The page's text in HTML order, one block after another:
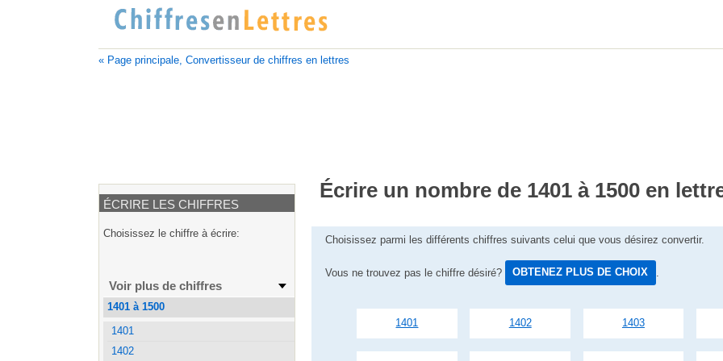
« Page principale, Convertisseur de chiffres en lettres
Écrire un nombre de 1401 à 1500 en
Choisissez parmi les différents chiffres suivants celui que vous désirez convertir.
Vous ne trouvez pas le chiffre désiré? OBTENEZ PLUS DE CHOIX
1401 1402 1403
ÉCRIRE LES CHIFFRES
Choisissez le chiffre à écrire:
Voir plus de chiffres
1401 à 1500
1401
1402